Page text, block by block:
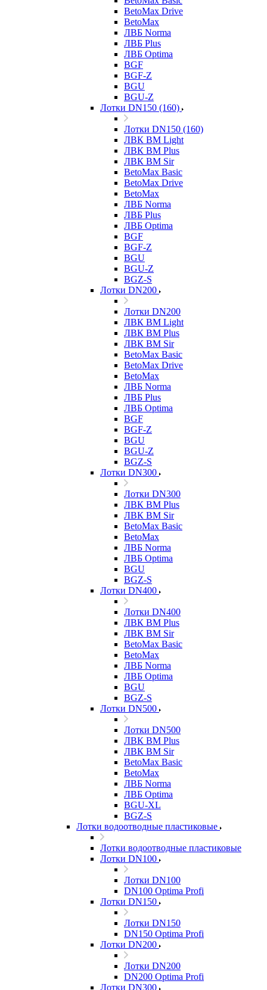
BetoMax Drive
BetoMax
ЛВБ Norma
ЛВБ Plus
ЛВБ Optima
BGF
BGF-Z
BGU
BGU-Z
Лотки DN150 (160)
Лотки DN150 (160)
ЛВК ВМ Light
ЛВК ВМ Plus
ЛВК ВМ Sir
BetoMax Basic
BetoMax Drive
BetoMax
ЛВБ Norma
ЛВБ Plus
ЛВБ Optima
BGF
BGF-Z
BGU
BGU-Z
BGZ-S
Лотки DN200
Лотки DN200
ЛВК ВМ Light
ЛВК ВМ Plus
ЛВК ВМ Sir
BetoMax Basic
BetoMax Drive
BetoMax
ЛВБ Norma
ЛВБ Plus
ЛВБ Optima
BGF
BGF-Z
BGU
BGU-Z
BGZ-S
Лотки DN300
Лотки DN300
ЛВК ВМ Plus
ЛВК ВМ Sir
BetoMax Basic
BetoMax
ЛВБ Norma
ЛВБ Optima
BGU
BGZ-S
Лотки DN400
Лотки DN400
ЛВК ВМ Plus
ЛВК ВМ Sir
BetoMax Basic
BetoMax
ЛВБ Norma
ЛВБ Optima
BGU
BGZ-S
Лотки DN500
Лотки DN500
ЛВК ВМ Plus
ЛВК ВМ Sir
BetoMax Basic
BetoMax
ЛВБ Norma
ЛВБ Optima
BGU-XL
BGZ-S
Лотки водоотводные пластиковые
Лотки водоотводные пластиковые
Лотки DN100
Лотки DN100
DN100 Optima Profi
Лотки DN150
Лотки DN150
DN150 Optima Profi
Лотки DN200
Лотки DN200
DN200 Optima Profi
Лотки DN300